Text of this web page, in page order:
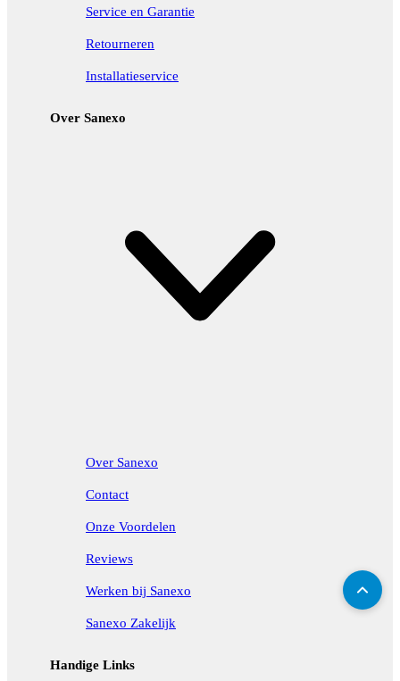
Service en Garantie
Retourneren
Installatieservice
Over Sanexo
Over Sanexo
Contact
Onze Voordelen
Reviews
Werken bij Sanexo
Sanexo Zakelijk
Handige Links